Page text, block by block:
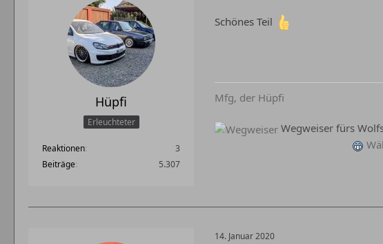
Hüpfi
Erleuchteter
Reaktionen
3
Beiträge
5.307
Schönes Teil
Mfg, der Hüpfi
Wegweiser fürs
14. Januar 2020